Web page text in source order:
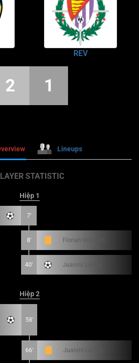
REV
2 1
Lineups
STATISTIC
Hiệp 1
7'
8' Florian Grillitsch
40' Juanmi Latasa
Hiệp 2
58'
66' Juanmi Latasa